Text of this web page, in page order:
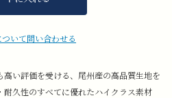
いて問い合わせる
高い評価を受ける、尾州産の高品質生地を
久性のすべてに優れたハイクラス素材